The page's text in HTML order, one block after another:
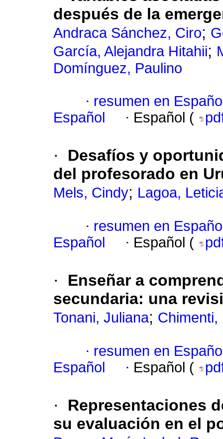
después de la
Andraca Sánchez, Ciro;
García, Alejandra Hitahii;
Domínguez, Paulino
· resumen en
Español
· Español (
·
Desafíos y
del profesorado en
Mels, Cindy; Lagoa,
· resumen en
Español
· Español (
·
Enseñar a
secundaria: una
Tonani, Juliana;
· resumen en
Español
· Español (
·
Representaciones
su evaluación en el